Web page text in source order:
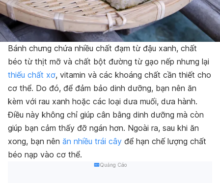
Bánh chưng chứa nhiều chất đạm từ đậu xanh, chất
béo từ thịt mỡ và chất bột đường từ gạo nếp nhưng lại
thiếu chất xơ, vitamin và các khoáng chất cần thiết cho
cơ thể. Do đó, để đảm bảo dinh dưỡng, bạn nên ăn
kèm với rau xanh hoặc các loại dưa muối, dưa hành.
Điều này không chỉ giúp cân bằng dinh dưỡng mà còn
giúp bạn cảm thấy đỡ ngán hơn. Ngoài ra, sau khi ăn
xong, bạn nên ăn nhiều trái cây để hạn chế lượng chất
béo nạp vào cơ thể.
Quảng Cáo